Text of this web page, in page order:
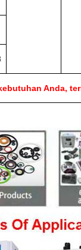
Anda,